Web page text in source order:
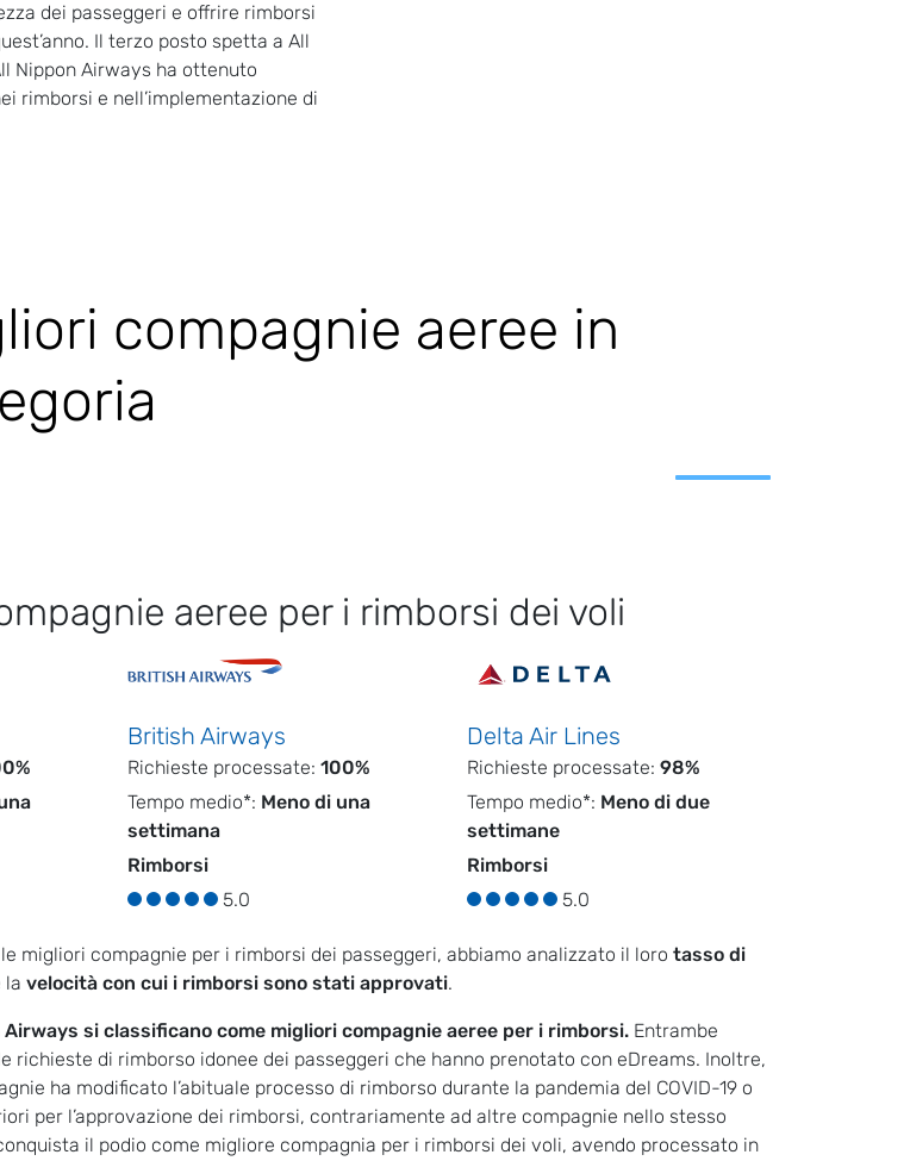
dei passeggeri e offrire rimborsi
Il terzo posto spetta a All
Nippon Airways ha ottenuto
rimborsi e nell’implementazione di
compagnie aeree in
aeree per i rimborsi dei voli
British Airways
Richieste processate: 100%
Tempo medio*: Meno di una
settimana
Rimborsi
5.0
Delta Air Lines
Richieste processate: 98%
Tempo medio*: Meno di due
settimane
Rimborsi
5.0
migliori compagnie per i rimborsi dei passeggeri, abbiamo analizzato il loro tasso di
la velocità con cui i rimborsi sono stati approvati.
si classificano come migliori compagnie aeree per i rimborsi. Entrambe
richieste di rimborso idonee dei passeggeri che hanno prenotato con eDreams. Inoltre,
ha modificato l’abituale processo di rimborso durante la pandemia del COVID-19 o
per l’approvazione dei rimborsi, contrariamente ad altre compagnie nello stesso
il podio come migliore compagnia per i rimborsi dei voli, avendo processato in